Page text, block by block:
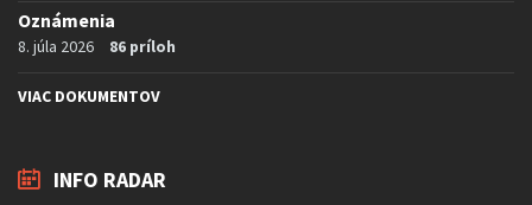
Oznámenia
8. júla 2026 86 príloh
VIAC DOKUMENTOV
INFO RADAR